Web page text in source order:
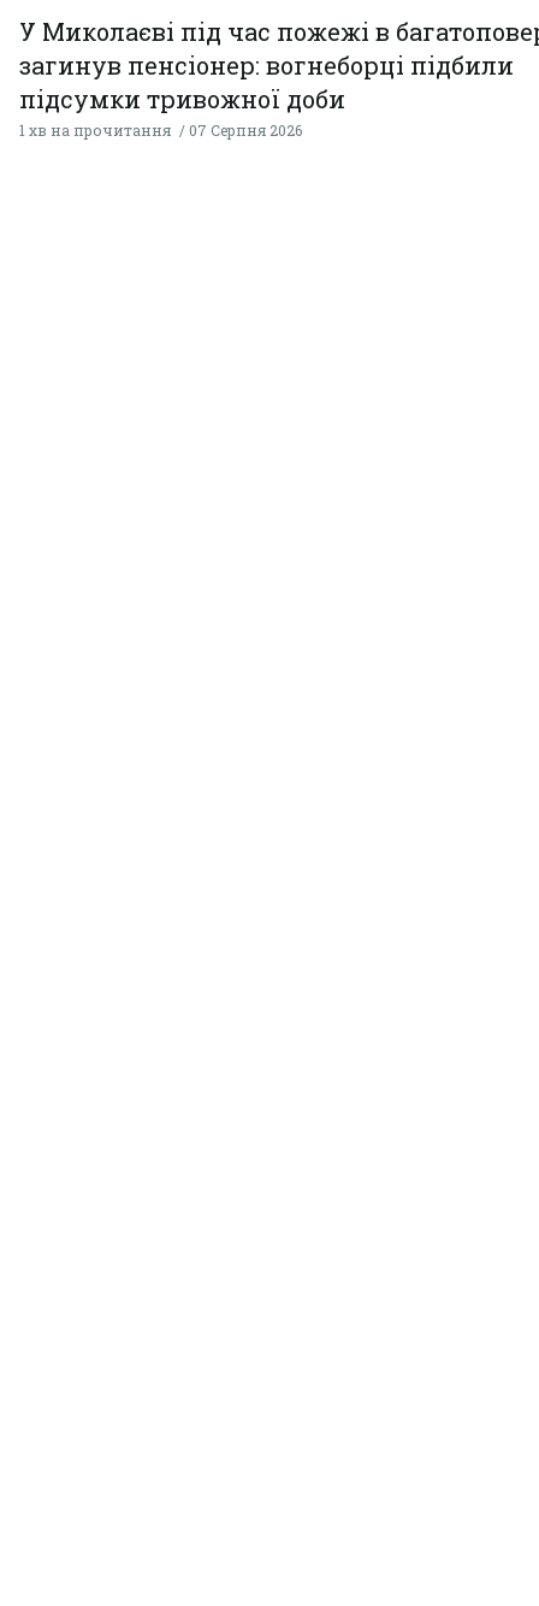
У Миколаєві під час пожежі в
загинув пенсіонер: вогнеборці підбили
підсумки тривожної доби
1 хв на прочитання 07 Серпня 2026